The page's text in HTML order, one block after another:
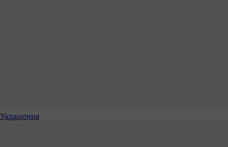
Украшения